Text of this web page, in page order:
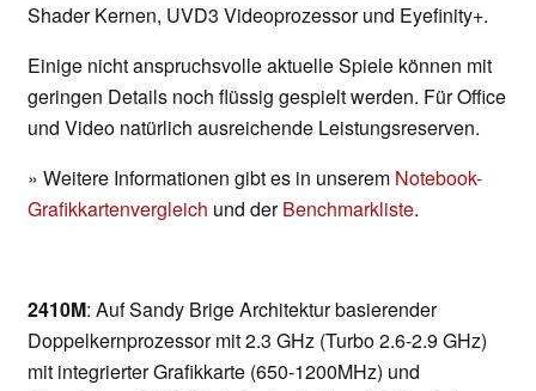
Shader Kernen, UVD3 Videoprozessor und Eyefinity+.
Einige nicht anspruchsvolle aktuelle Spiele können mit
geringen Details noch flüssig gespielt werden. Für Office
und Video natürlich ausreichende Leistungsreserven.
» Weitere Informationen gibt es in unserem Notebook-
Grafikkartenvergleich und derBenchmarkliste.
2410M: Auf Sandy Brige Architektur basierender
Doppelkernprozessor mit 2.3 GHz (Turbo 2.6-2.9 GHz)
mit integrierter Grafikkarte (650-1200MHz) und